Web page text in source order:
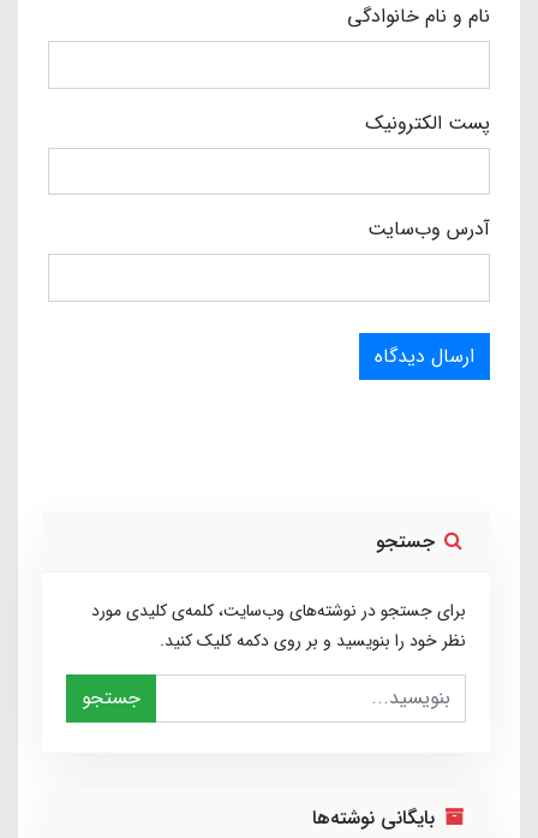
نام و نام خانوادگی
پست الکترونیک
آدرس وب‌سایت
ارسال دیدگاه
جستجو
برای جستجو در نوشته‌های وب‌سایت، کلمه‌ی کلیدی مورد
نظر خود را بنویسید و بر روی دکمه کلیک کنید.
جستجو
بایگانی نوشته‌ها